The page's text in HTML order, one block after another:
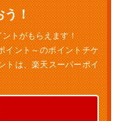
う！
トがもらえます！
イント～のポイントチケ
トは、楽天スーパーポイ